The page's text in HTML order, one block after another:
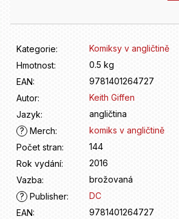
Kategorie:
Komiksy v angličtině
Hmotnost:
0.5 kg
EAN:
9781401264727
Autor:
Keith Giffen
Jazyk:
angličtina
? Merch:
komiks v angličtině
Počet stran:
144
Rok vydání:
2016
Vazba:
brožovaná
? Publisher:
DC
EAN: 9781401264727
o
u
č
u
m
e